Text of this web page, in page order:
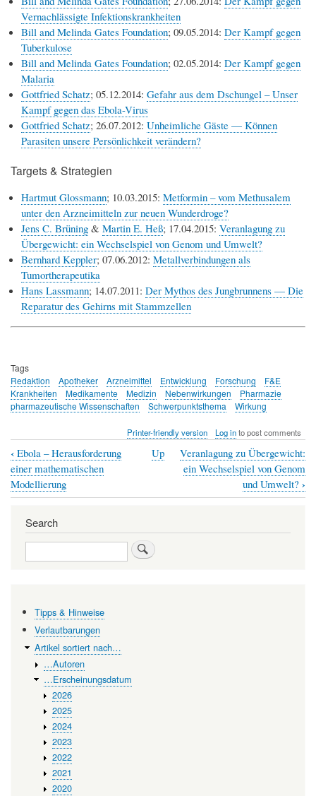
Vernachlässigte Infektionskrankheiten
Bill and Melinda Gates Foundation; 09.05.2014: Der Kampf gegen
Tuberkulose
Bill and Melinda Gates Foundation; 02.05.2014: Der Kampf gegen
Malaria
Gottfried Schatz; 05.12.2014: Gefahr aus dem Dschungel – Unser
Kampf gegen das Ebola-Virus
Gottfried Schatz; 26.07.2012: Unheimliche Gäste — Können
Parasiten unsere Persönlichkeit verändern?
Targets & Strategien
Hartmut Glossmann; 10.03.2015: Metformin – vom Methusalem
unter den Arzneimitteln zur neuen Wunderdroge?
Jens C. Brüning & Martin E. Heß; 17.04.2015: Veranlagung zu
Übergewicht: ein Wechselspiel von Genom und Umwelt?
Bernhard Keppler; 07.06.2012: Metallverbindungen als
Tumortherapeutika
Hans Lassmann; 14.07.2011: Der Mythos des Jungbrunnens — Die
Reparatur des Gehirns mit Stammzellen
Tags
Redaktion
Apotheker Arzneimittel Entwicklung Forschung
F&E
Krankheiten
Medikamente Medizin Nebenwirkungen
Pharmazie
pharmazeutische Wissenschaften
Schwerpunktsthema Wirkung
Printer-friendly version Log into post comments
Book
traversal
links
for
Wie
entstehen
Medikamente?
Pharmazeutische
Wissenschaften
‹ Ebola – Herausforderung
einer mathematischen
Modellierung
Up
Veranlagung zu Übergewicht:
ein Wechselspiel von Genom
und Umwelt? ›
Search
Search
Tipps & Hinweise
Verlautbarungen
Artikel sortiert nach…
…Autoren
…Erscheinungsdatum
2026
2025
2024
2023
2022
2021
2020